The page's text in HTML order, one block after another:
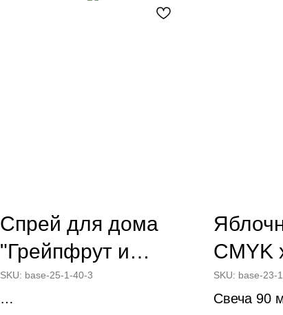
Спрей для дома
"Грейпфрут и
мята"
SKU: base-25-1-40-3
CMYK
SKU: base-23-
Свеча 90